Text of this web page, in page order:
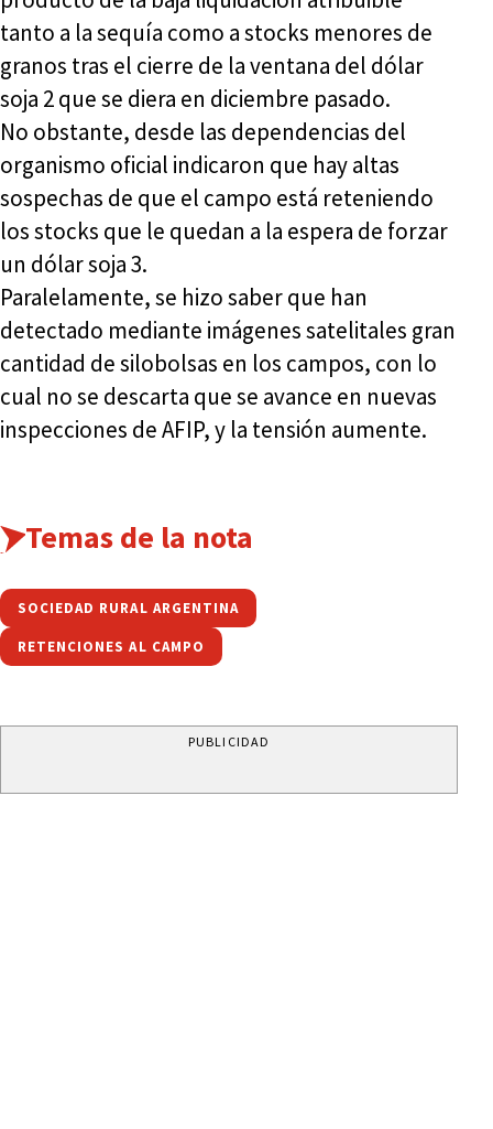
tanto a la sequía como a stocks menores de
granos tras el cierre de la ventana del dólar
soja 2 que se diera en diciembre pasado.
No obstante, desde las dependencias del
organismo oficial indicaron que hay altas
sospechas de que el campo está reteniendo
los stocks que le quedan a la espera de forzar
un dólar soja 3.
Paralelamente, se hizo saber que han
detectado mediante imágenes satelitales gran
cantidad de silobolsas en los campos, con lo
cual no se descarta que se avance en nuevas
inspecciones de AFIP, y la tensión aumente.
Temas de la nota
SOCIEDAD RURAL ARGENTINA
RETENCIONES AL CAMPO
PUBLICIDAD